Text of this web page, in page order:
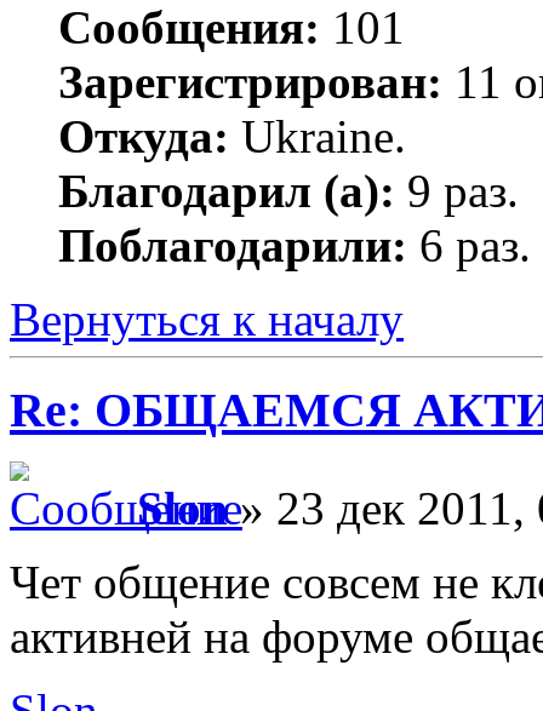
Сообщения: 101
Зарегистрирован: 11
Откуда: Ukraine.
Благодарил (а): 9 раз.
Поблагодарили: 6 раз.
Вернуться к началу
Re: ОБЩАЕМСЯ
Slon» 23 дек 2011,
Чет общение совсем не
активней на форуме